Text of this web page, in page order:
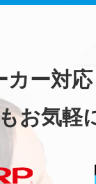
カー対
お気軽